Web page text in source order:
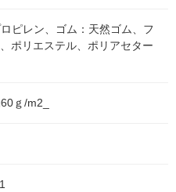
ピレン、ゴム：天然ゴム、フ
ポリエステル、ポリアセター
ｇ/m2_